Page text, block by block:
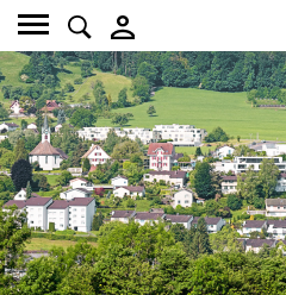
Kopfzeile
Fusszeile